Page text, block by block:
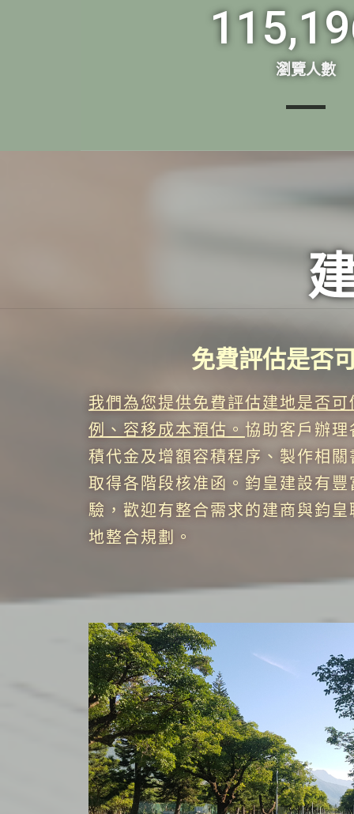
瀏覽人數
免費評估是否
我們為您提供免費評估建地是否
例、容移成本預估。 協助客戶辦
積代金及增額容積程序、製作相
取得各階段核准函。鈞皇建設有
驗，歡迎有整合需求的建商與鈞
地整合規劃。